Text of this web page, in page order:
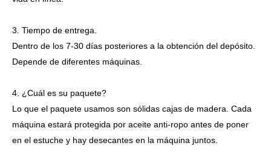
3. Tiempo de entrega.
Dentro de los 7-30 días posteriores a la obtención del depósito.
Depende de diferentes máquinas.
4. ¿Cuál es su paquete?
Lo que el paquete usamos son sólidas cajas de madera. Cada
máquina estará protegida por aceite anti-ropo antes de poner
en el estuche y hay desecantes en la máquina juntos.